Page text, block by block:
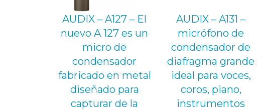
AUDIX – A127 – El
nuevo A 127 es un
micro de
condensador
fabricado en metal
diseñado para
capturar de la
AUDIX – A131 –
micrófono de
condensador de
diafragma grande
ideal para voces,
coros, piano,
instrumentos